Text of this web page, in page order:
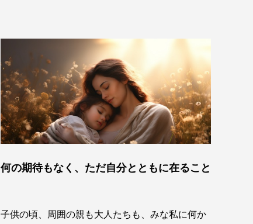
何の期待もなく、ただ自分とともに在ること
子供の頃、周囲の親も大人たちも、みな私に何か